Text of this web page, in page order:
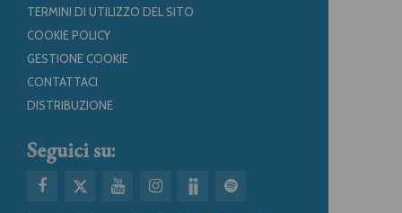
TERMINI DI UTILIZZO DEL SITO
COOKIE POLICY
GESTIONE COOKIE
CONTATTACI
DISTRIBUZIONE
Seguici su: